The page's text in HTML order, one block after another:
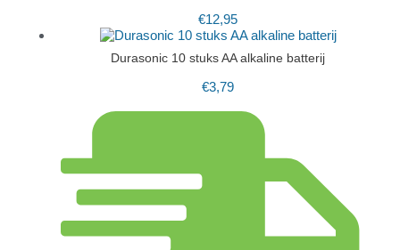
€12,95
Durasonic 10 stuks AA alkaline batterij
€3,79